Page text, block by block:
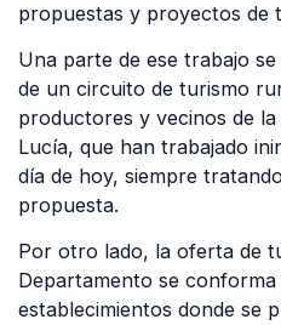
propuestas y proyectos de
Una parte de ese trabajo
de un circuito de turismo
productores y vecinos de
Lucía, que han trabajado
día de hoy, siempre
propuesta.
Por otro lado, la oferta de
Departamento se
establecimientos donde se